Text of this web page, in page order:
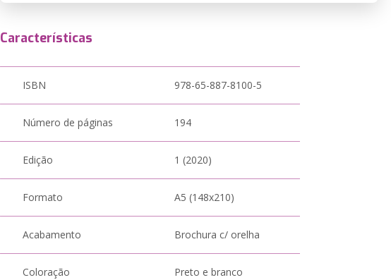
Características
ISBN 978-65-887-8100-5
Número de páginas 194
Edição 1 (2020)
Formato A5 (148x210)
Acabamento Brochura c/ orelha
Coloração Preto e branco